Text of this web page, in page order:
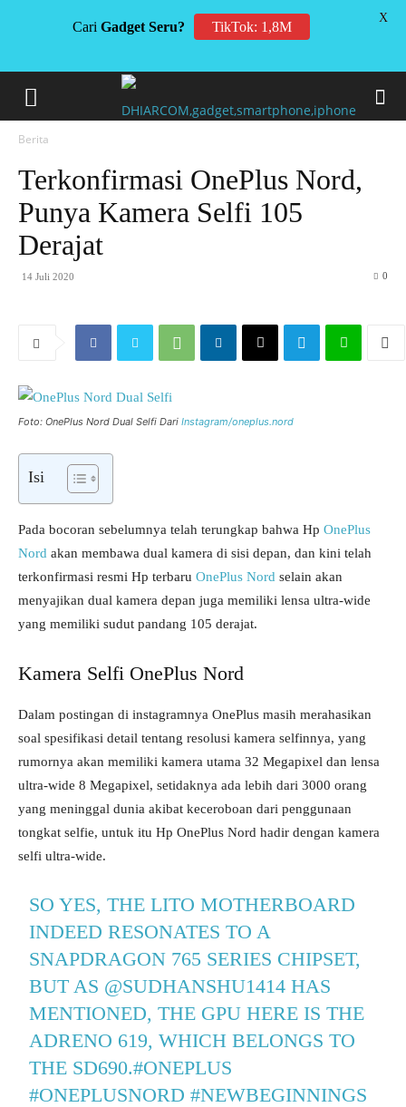
Berita
Terkonfirmasi OnePlus Nord,
Punya Kamera Selfi 105
Derajat
14 Juli 2020 0
Foto: OnePlus Nord Dual Selfi Dari Instagram/oneplus.nord
Isi
Pada bocoran sebelumnya telah terungkap bahwa Hp OnePlus
Nord akan membawa dual kamera di sisi depan, dan kini telah
terkonfirmasi resmi Hp terbaru OnePlus Nord selain akan
menyajikan dual kamera depan juga memiliki lensa ultra-wide
yang memiliki sudut pandang 105 derajat.
Kamera Selfi OnePlus Nord
Dalam postingan di instagramnya OnePlus masih merahasikan
soal spesifikasi detail tentang resolusi kamera selfinnya, yang
rumornya akan memiliki kamera utama 32 Megapixel dan lensa
ultra-wide 8 Megapixel, setidaknya ada lebih dari 3000 orang
yang meninggal dunia akibat keceroboan dari penggunaan
tongkat selfie, untuk itu Hp OnePlus Nord hadir dengan kamera
selfi ultra-wide.
SO YES, THE LITO MOTHERBOARD
INDEED RESONATES TO A
SNAPDRAGON 765 SERIES CHIPSET,
BUT AS @SUDHANSHU1414 HAS
MENTIONED, THE GPU HERE IS THE
ADRENO 619, WHICH BELONGS TO
THE SD690.#ONEPLUS
#ONEPLUSNORD #NEWBEGINNINGS
Cari Gadget Seru? TikTok: 1,8M
X